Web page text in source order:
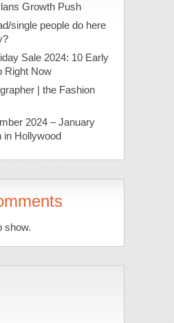
Growth Push
single people do here
Sale 2024: 10 Early
Right Now
| the Fashion
2024 – January
in Hollywood
show.